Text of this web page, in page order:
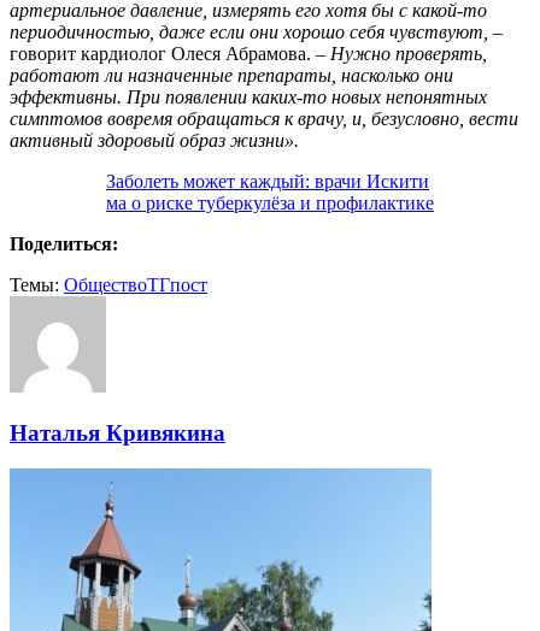
артериальное давление, измерять его хотя бы с какой-то
периодичностью, даже если они хорошо себя чувствуют, –
говорит кардиолог Олеся Абрамова. – Нужно проверять,
работают ли назначенные препараты, насколько они
эффективны. При появлении каких-то новых непонятных
симптомов вовремя обращаться к врачу, и, безусловно, вести
активный здоровый образ жизни».
Заболеть может каждый: врачи Искити
ма о риске туберкулёза и профилактике
Поделиться:
Темы: ОбществоТГпост
Наталья Кривякина